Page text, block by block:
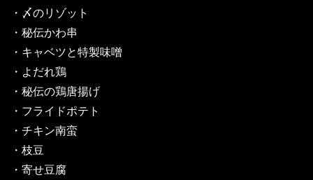
・〆のリゾット
・秘伝かわ串
・キャベツと特製味噌
・よだれ鶏
・秘伝の鶏唐揚げ
・フライドポテト
・チキン南蛮
・枝豆
・寄せ豆腐